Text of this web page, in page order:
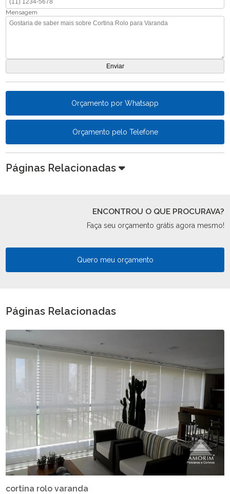
Mensagem
Orçamento por Whatsapp
Orçamento pelo Telefone
Páginas Relacionadas
ENCONTROU O QUE PROCURAVA?
Faça seu orçamento grátis agora mesmo!
Quero meu orçamento
Páginas Relacionadas
cortina rolo varanda